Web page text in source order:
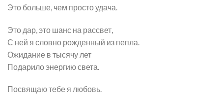
Это больше, чем просто удача.
Это дар, это шанс на рассвет,
С ней я словно рожденный из пепла.
Ожидание в тысячу лет
Подарило энергию света.
Посвящаю тебе я любовь.